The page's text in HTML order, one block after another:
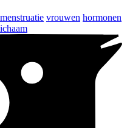
menstruatie vrouwen hormonen